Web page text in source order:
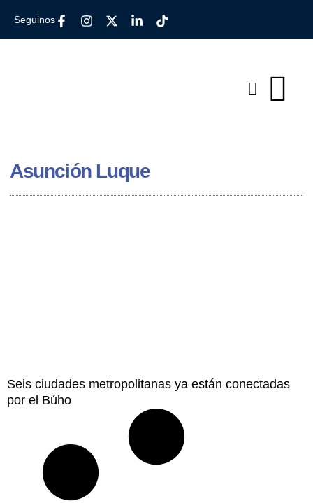
Seguinos
Asunción Luque
Seis ciudades metropolitanas ya están conectadas
por el Búho